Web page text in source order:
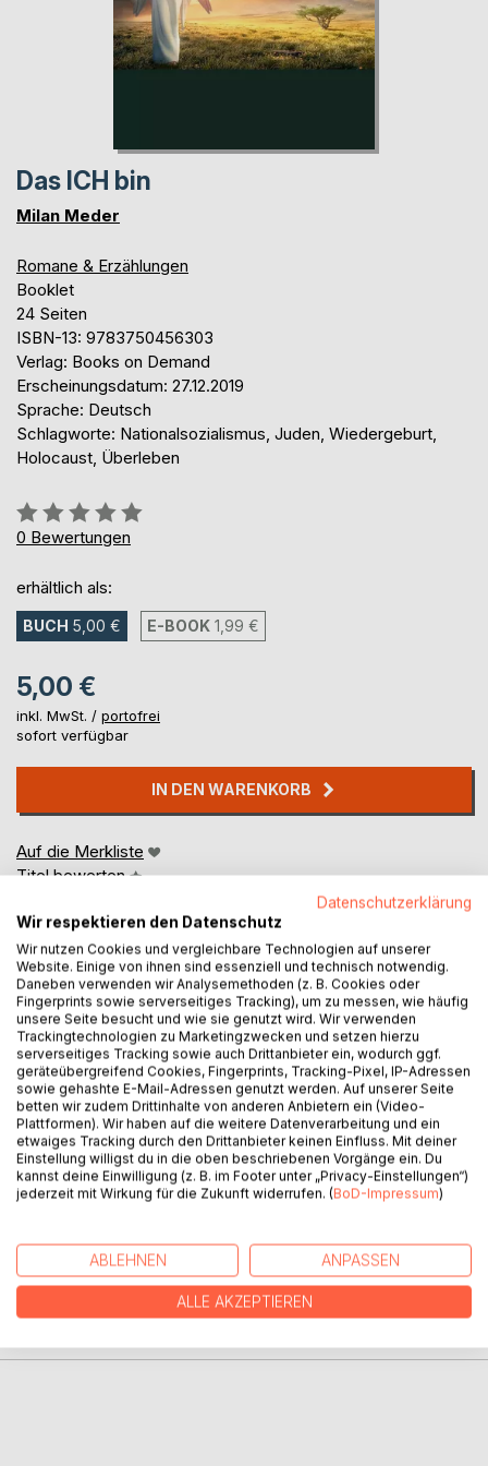
Das ICH bin
Milan Meder
Romane & Erzählungen
Booklet
24 Seiten
ISBN-13: 9783750456303
Verlag: Books on Demand
Erscheinungsdatum: 27.12.2019
Sprache: Deutsch
Schlagworte: Nationalsozialismus, Juden, Wiedergeburt,
Holocaust, Überleben
Bewertung::
0%
0 Bewertungen
erhältlich als:
BUCH 5,00 € E-BOOK 1,99 €
5,00 €
inkl. MwSt. / portofrei
sofort verfügbar
IN DEN WARENKORB
Auf die Merkliste
Titel bewerten
BESCHREIBUNG
Das ICH bin ist ein Einblick in ein vergangenes Leben. Es
spiegelt sich im JETZT und verbindet die Gegenwart mit
der Zukunft.
PRESSESTIMMEN
Datenschutzerklärung
Wir respektieren den Datenschutz
Wir nutzen Cookies und vergleichbare Technologien auf unserer
Website. Einige von ihnen sind essenziell und technisch notwendig.
Daneben verwenden wir Analysemethoden (z. B. Cookies oder
Fingerprints sowie serverseitiges Tracking), um zu messen, wie häufig
unsere Seite besucht und wie sie genutzt wird. Wir verwenden
Trackingtechnologien zu Marketingzwecken und setzen hierzu
serverseitiges Tracking sowie auch Drittanbieter ein, wodurch ggf.
geräteübergreifend Cookies, Fingerprints, Tracking-Pixel, IP-Adressen
sowie gehashte E-Mail-Adressen genutzt werden. Auf unserer Seite
betten wir zudem Drittinhalte von anderen Anbietern ein (Video-
Plattformen). Wir haben auf die weitere Datenverarbeitung und ein
etwaiges Tracking durch den Drittanbieter keinen Einfluss. Mit deiner
Einstellung willigst du in die oben beschriebenen Vorgänge ein. Du
kannst deine Einwilligung (z. B. im Footer unter „Privacy-Einstellungen“)
jederzeit mit Wirkung für die Zukunft widerrufen. (BoD-Impressum)
ABLEHNEN ANPASSEN
ALLE AKZEPTIEREN